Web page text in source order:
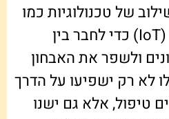
של טכנולוגיות כמו
אינטרנט של הדברים (IoT) כדי לחבר בין
ולשפר את האבחון
לא רק ישפיעו על הדרך
טיפול, אלא גם ישנו